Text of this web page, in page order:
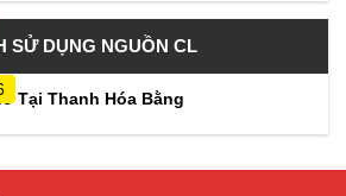
SỬ DỤNG NGUỒN CL
Tại Thanh Hóa Bằng